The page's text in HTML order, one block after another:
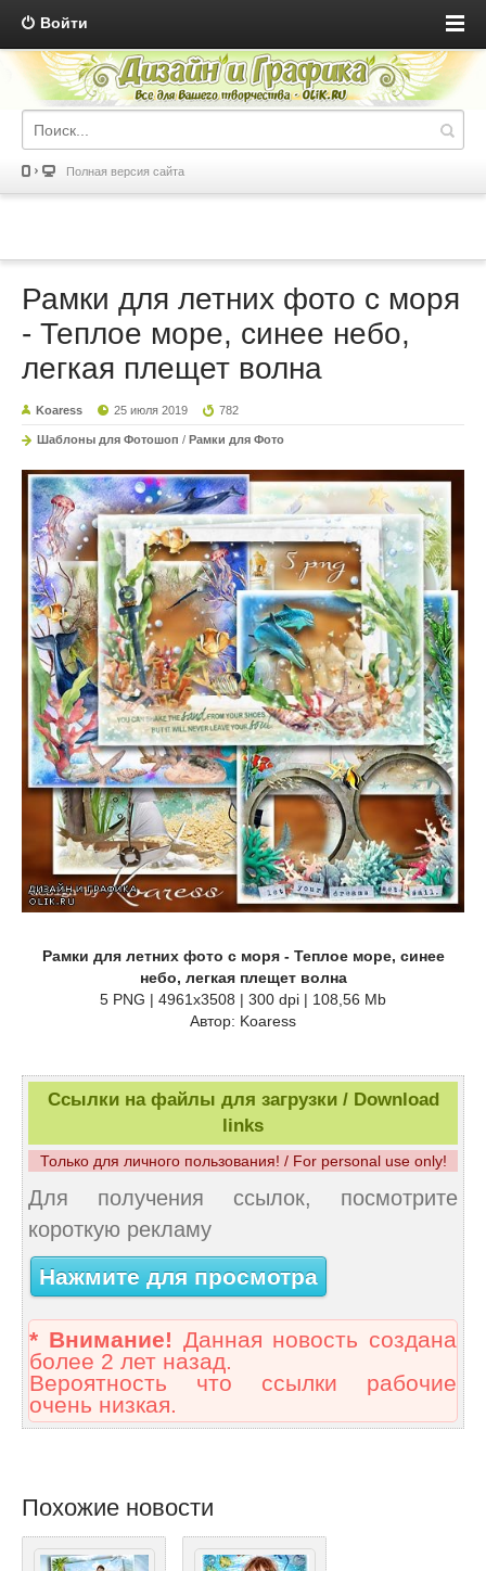
Войти
Полная версия сайта
Рамки для летних фото с моря
- Теплое море, синее небо,
легкая плещет волна
Koaress 25 июля 2019 782
Шаблоны для Фотошоп / Рамки для Фото
Рамки для летних фото с моря - Теплое море, синее
небо, легкая плещет волна
5 PNG | 4961x3508 | 300 dpi | 108,56 Mb
Автор: Koaress
Ссылки на файлы для загрузки / Download
links
Только для личного пользования! / For personal use only!
Для получения ссылок, посмотрите
короткую рекламу
Нажмите для просмотра
* Внимание! Данная новость создана
более 2 лет назад.
Вероятность что ссылки рабочие
очень низкая.
Похожие новости